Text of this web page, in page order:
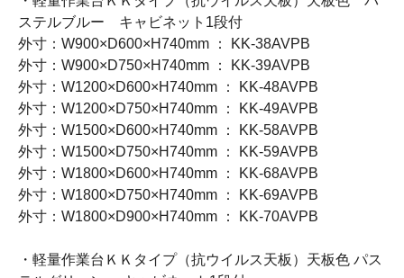
ステルブルー キャビネット1段付
外寸：W900×D600×H740mm ： KK-38AVPB
外寸：W900×D750×H740mm ： KK-39AVPB
外寸：W1200×D600×H740mm ： KK-48AVPB
外寸：W1200×D750×H740mm ： KK-49AVPB
外寸：W1500×D600×H740mm ： KK-58AVPB
外寸：W1500×D750×H740mm ： KK-59AVPB
外寸：W1800×D600×H740mm ： KK-68AVPB
外寸：W1800×D750×H740mm ： KK-69AVPB
外寸：W1800×D900×H740mm ： KK-70AVPB
・軽量作業台ＫＫタイプ（抗ウイルス天板）天板色 パス